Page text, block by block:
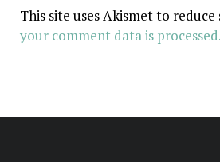
This site uses Akismet to reduce
your comment data is processed.